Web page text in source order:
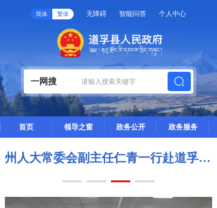
简体 繁体 无障碍 智能问答 个人中心
一网搜
首页 领导之窗 政务公开 政务服务
县委理论学习中心组2026年度第5次专题学习（扩大）会议召开